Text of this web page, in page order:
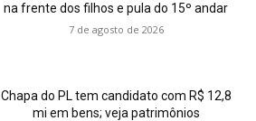
na frente dos filhos e pula do 15º andar
7 de agosto de 2026
Chapa do PL tem candidato com R$ 12,8
mi em bens; veja patrimônios